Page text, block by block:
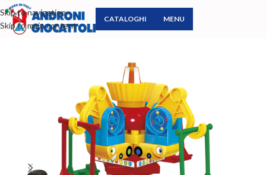
Skip to navigation
Skip to main content
CATALOGHI MENU